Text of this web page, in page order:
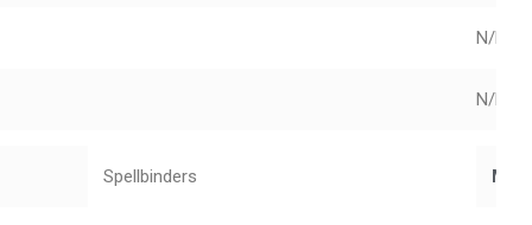
N/D
N/D
Spellbinders